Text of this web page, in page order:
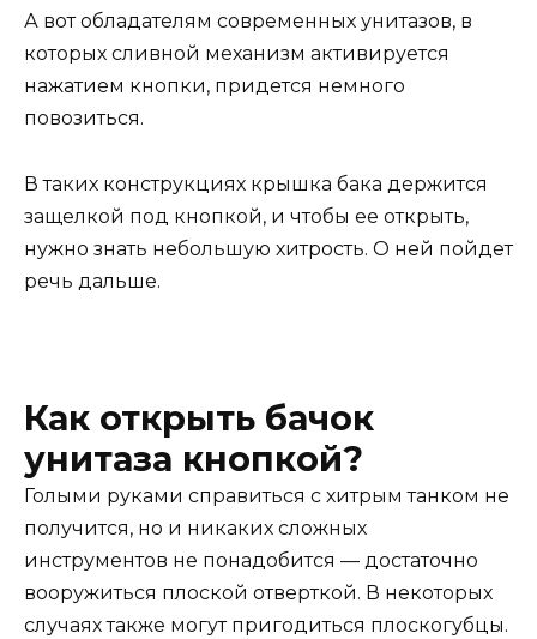
А вот обладателям современных унитазов, в
которых сливной механизм активируется
нажатием кнопки, придется немного
повозиться.
В таких конструкциях крышка бака держится
защелкой под кнопкой, и чтобы ее открыть,
нужно знать небольшую хитрость. О ней пойдет
речь дальше.
Как открыть бачок
унитаза кнопкой?
Голыми руками справиться с хитрым танком не
получится, но и никаких сложных
инструментов не понадобится — достаточно
вооружиться плоской отверткой. В некоторых
случаях также могут пригодиться плоскогубцы.